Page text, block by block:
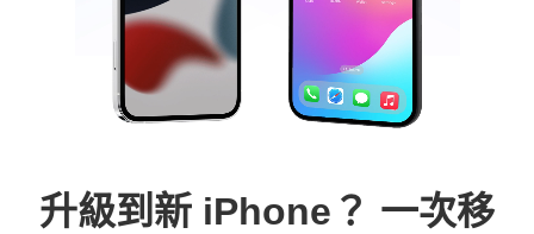
升級到新 iPhone？ 一次移